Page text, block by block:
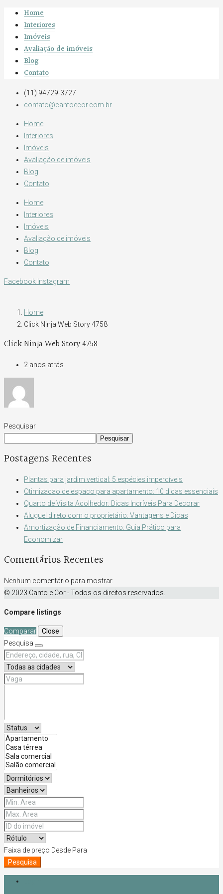
Home
Interiores
Imóveis
Avaliação de imóveis
Blog
Contato
(11) 94729-3727
contato@cantoecor.com.br
Home
Interiores
Imóveis
Avaliação de imóveis
Blog
Contato
Home
Interiores
Imóveis
Avaliação de imóveis
Blog
Contato
Facebook Instagram
Home
Click Ninja Web Story 4758
Click Ninja Web Story 4758
2 anos atrás
Pesquisar
Pesquisar
Postagens Recentes
Plantas para jardim vertical: 5 espécies imperdíveis
Otimizacao de espaco para apartamento: 10 dicas essenciais
Quarto de Visita Acolhedor: Dicas Incríveis Para Decorar
Aluguel direto com o proprietário: Vantagens e Dicas
Amortização de Financiamento: Guia Prático para
Economizar
Comentários Recentes
Nenhum comentário para mostrar.
© 2023 Canto e Cor - Todos os direitos reservados.
Compare listings
Comparar
Close
Pesquisa
Faixa de preço Desde Para
Pesquisa